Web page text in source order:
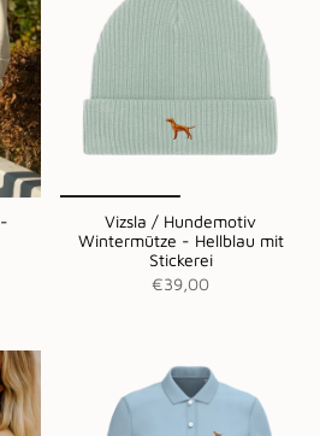
Vizsla / Hundemotiv
Wintermütze - Hellblau mit
Stickerei
€39,00